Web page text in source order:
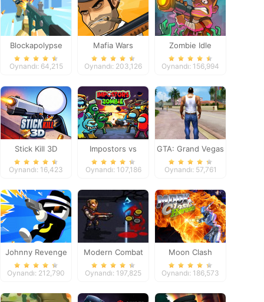
Blockapolypse
Zombie Shooter
Oynandı: 64,215
Mafia Wars
Oynandı: 203,126
Zombie Idle
Defense Online
Oynandı: 156,994
Stick Kill 3D
Oynandı: 16,423
Impostors vs
Zombies: Survival
Oynandı: 107,186
GTA: Grand Vegas
Crime
Oynandı: 57,761
Johnny Revenge
Oynandı: 212,790
Modern Combat
Defense
Oynandı: 197,825
Moon Clash
Heroes
Oynandı: 186,573